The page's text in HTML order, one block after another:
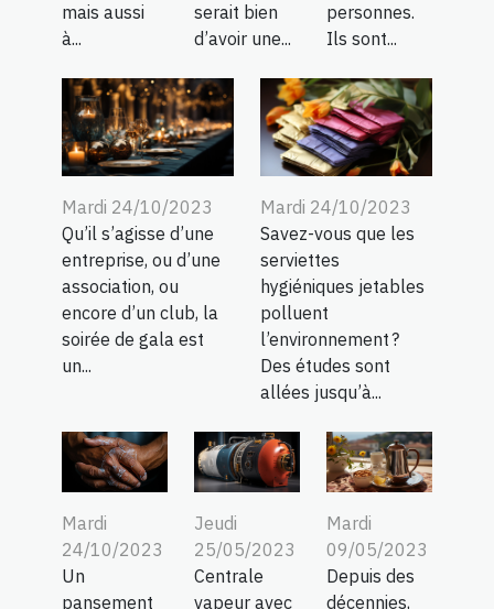
mais aussi
à...
serait bien
d’avoir une...
personnes.
Ils sont...
Mardi 24/10/2023
Qu’il s’agisse d’une
entreprise, ou d’une
association, ou
encore d’un club, la
soirée de gala est
un...
Mardi 24/10/2023
Savez-vous que les
serviettes
hygiéniques jetables
polluent
l’environnement ?
Des études sont
allées jusqu’à...
Mardi
24/10/2023
Un
pansement
Jeudi
25/05/2023
Centrale
vapeur avec
Mardi
09/05/2023
Depuis des
décennies,